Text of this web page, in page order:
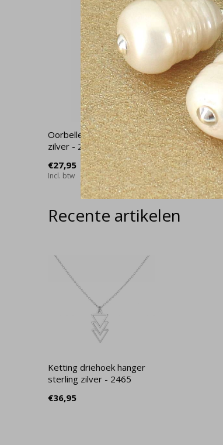
Oorbellen driehoek hanger sterling
zilver - 2466
€27,95
Incl. btw
Recente artikelen
Ketting driehoek hanger
sterling zilver - 2465
€36,95